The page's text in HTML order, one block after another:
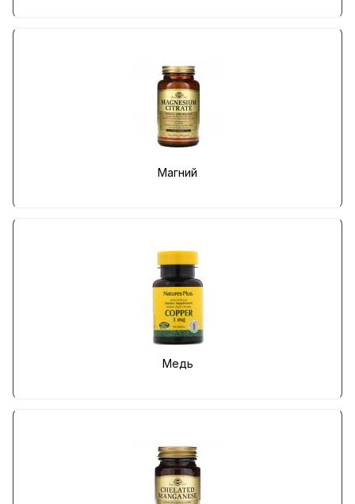
Магний
Медь